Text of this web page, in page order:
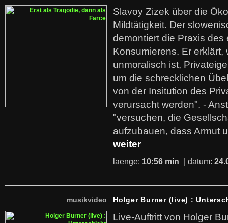
Slavoy Zizek über die
Mildtätigkeit. Der
demontiert die Praxis des
Konsumierens. Er erklärt,
unmoralisch ist,
um die schrecklichen
von der Insitution des
verursacht werden". -
"versuchen, die
aufzubauen, dass Armut
weiter
laenge: 10:56 min | datum:
musikvideo Holger Burner (live) :
Live-Auftritt von Holger